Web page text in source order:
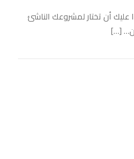
عليك أن تختار لمشروعك الناشئ
[…]